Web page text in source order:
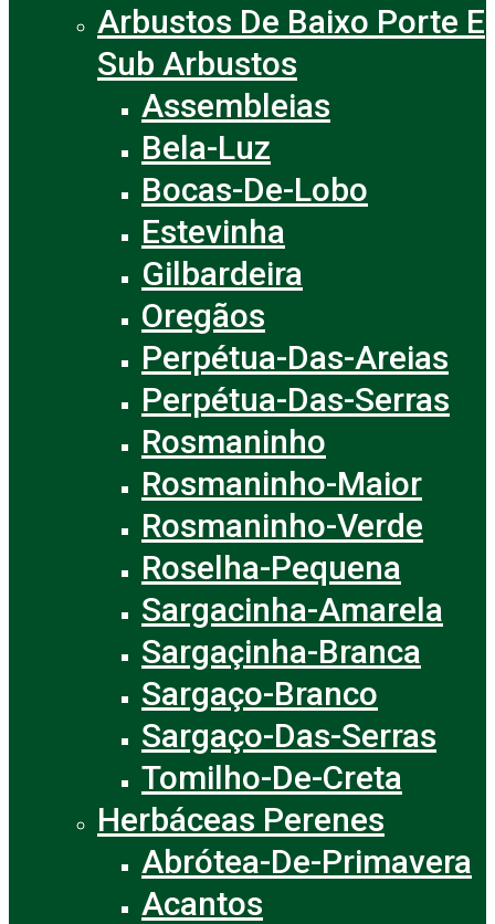
Arbustos De Baixo Porte E
Sub Arbustos
Assembleias
Bela-Luz
Bocas-De-Lobo
Estevinha
Gilbardeira
Oregãos
Perpétua-Das-Areias
Perpétua-Das-Serras
Rosmaninho
Rosmaninho-Maior
Rosmaninho-Verde
Roselha-Pequena
Sargacinha-Amarela
Sargaçinha-Branca
Sargaço-Branco
Sargaço-Das-Serras
Tomilho-De-Creta
Herbáceas Perenes
Abrótea-De-Primavera
Acantos